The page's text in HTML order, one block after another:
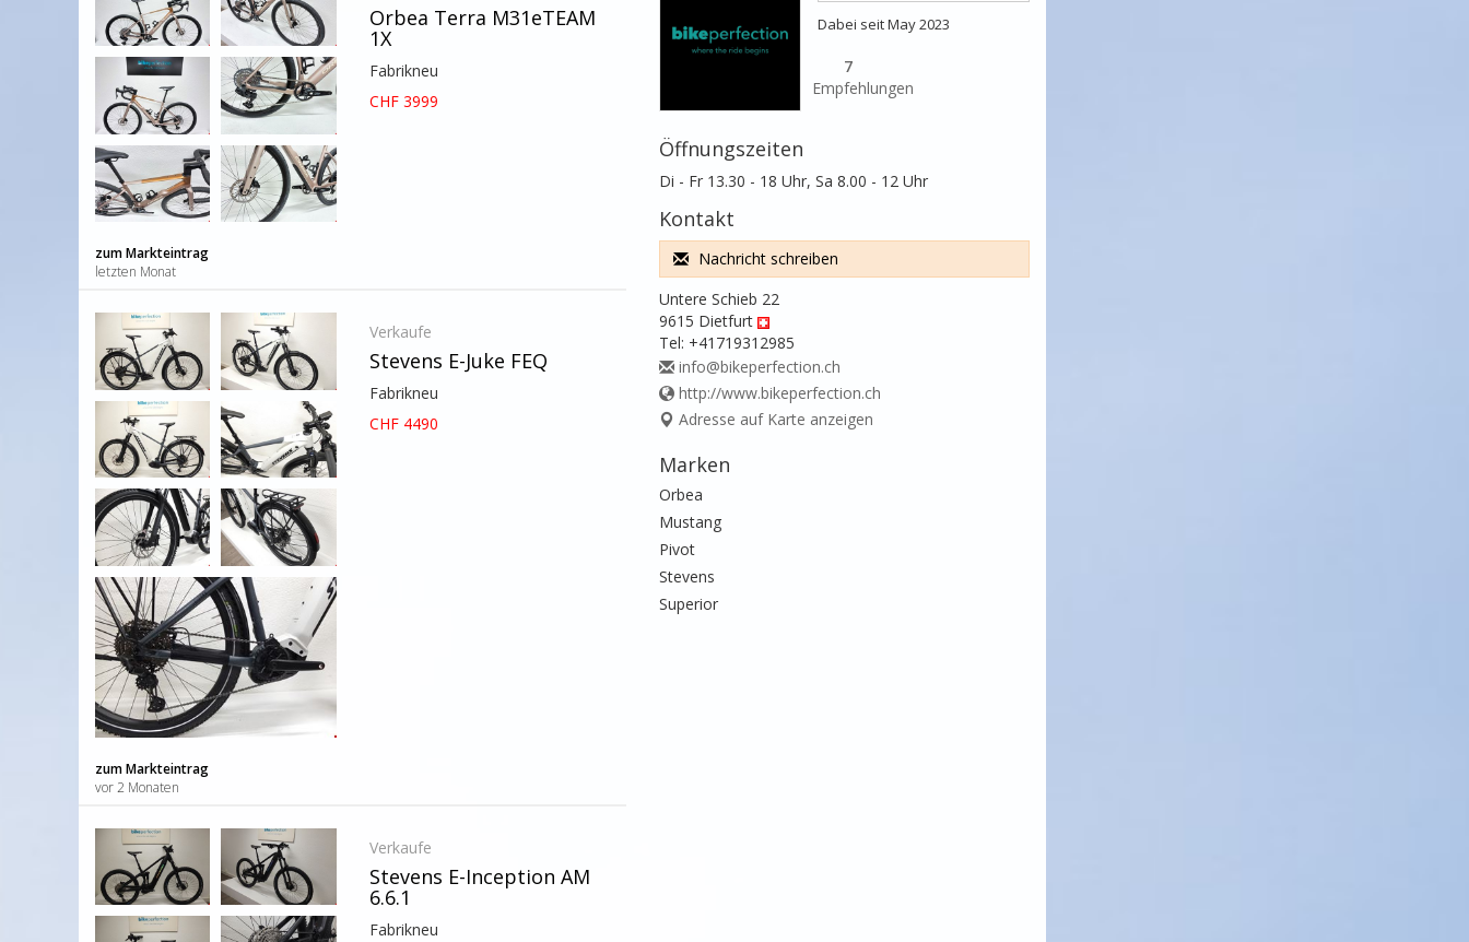
Dabei seit May 2023
7
Empfehlungen
Öffnungszeiten
Di - Fr 13.30 - 18 Uhr, Sa 8.00 - 12 Uhr
Kontakt
Nachricht schreiben
Untere Schieb 22
9615 Dietfurt
Tel: +41719312985
info@bikeperfection.ch
http://www.bikeperfection.ch
Adresse auf Karte anzeigen
Marken
Orbea
Mustang
Pivot
Stevens
Superior
Orbea Terra M31eTEAM
1X
Fabrikneu
CHF 3999
zum Markteintrag
letzten Monat
Verkaufe
Stevens E-Juke FEQ
Fabrikneu
CHF 4490
zum Markteintrag
vor 2 Monaten
Verkaufe
Stevens E-Inception AM
6.6.1
Fabrikneu